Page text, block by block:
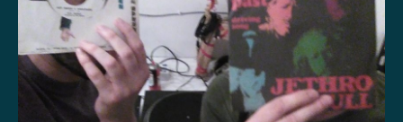
N
U
T
E